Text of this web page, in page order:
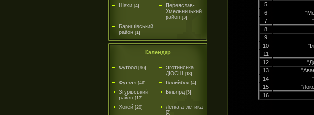
Шахи [4]
Переяслав-
Хмельницький
район [3]
Баришівський
район [1]
Календар
Футбол [96]
Яготинська
ДЮСШ [18]
Футзал [46] Волейбол [4]
Згурівський
район [12]
Більярд [6]
Хокей [20] Легка атлетика
[2]
5
6
7
8
9
10
11
12
13
14
15
16